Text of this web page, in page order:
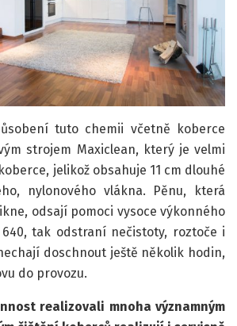
tuto chemii včetně koberce
strojem Maxiclean, který je velmi
jelikož obsahuje 11 cm dlouhé
nylonového vlákna. Pěnu, která
odsají pomoci vysoce výkonného
640, tak odstraní nečistoty, roztoče i
doschnout ještě několik hodin,
do provozu.
realizovali mnoha významným